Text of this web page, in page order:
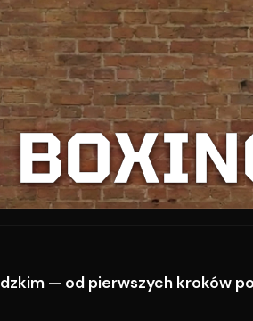
— od pierwszych kroków